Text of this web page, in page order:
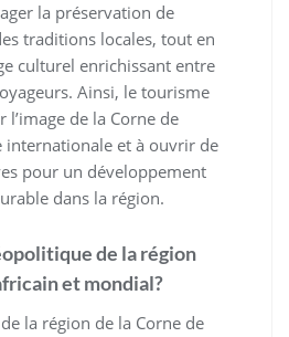
la préservation de
traditions locales, tout en
culturel enrichissant entre
Ainsi, le tourisme
de la Corne de
internationale et à ouvrir de
pour un développement
dans la région.
de la région
et mondial?
la région de la Corne de